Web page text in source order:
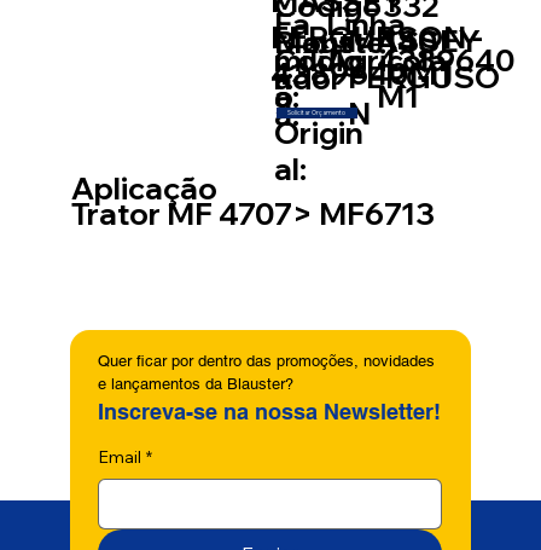
Aplicação
Trator MF 4707> MF6713
FERGURSON -
4389640M1
Blauste
r:
Linha
Agricola
MASSEY
FERGUSO
N
Fa
míli
a:
140
4389640
M1
Mont
ador
a:
Códig
o
Origin
al:
Solicitar Orçamento
Quer ficar por dentro das promoções, novidades
e lançamentos da Blauster?
Inscreva-se na nossa Newsletter!
Email *